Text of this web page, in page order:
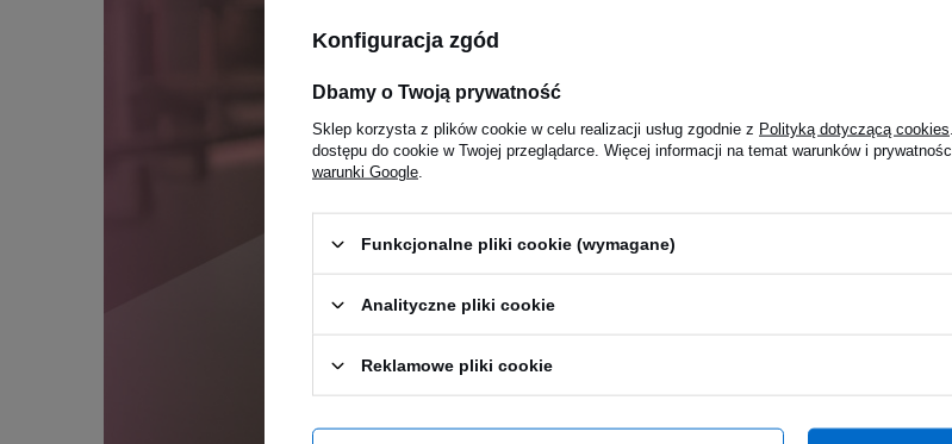
Konfiguracja zgód
Dbamy o Twoją prywatność
Sklep korzysta z plików cookie w celu realizacji usług zgodnie z Polityką dotyczącą cookies
dostępu do cookie w Twojej przeglądarce. Więcej informacji na temat warunków i
warunki Google
Funkcjonalne pliki cookie (wymagane)
Analityczne pliki cookie
Reklamowe pliki cookie